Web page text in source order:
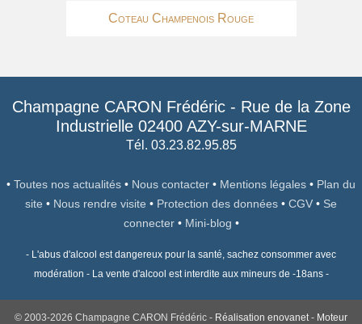
Coteau Champenois Rouge
Champagne CARON Frédéric - Rue de la Zone
Industrielle 02400 AZY-sur-MARNE
Tél. 03.23.82.95.85
• Toutes nos actualités • Nous contacter • Mentions légales • Plan du
site • Nous rendre visite • Protection des données • CGV • Se
connecter • Mini-blog •
- L'abus d'alcool est dangereux pour la santé, sachez consommer avec
modération - La vente d'alcool est interdite aux mineurs de -18ans -
© 2003-2026 Champagne CARON Frédéric - Réalisation enovanet - Moteur